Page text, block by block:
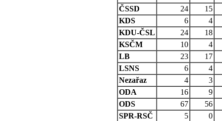
ČSSD
24
15
KDS
6
4
KDU-ČSL
24
18
KSČM
10
4
LB
23
17
LSNS
6
4
Nezařaz
4
3
ODA
16
9
ODS
67
56
SPR-RSČ
5
0